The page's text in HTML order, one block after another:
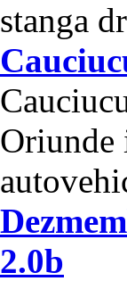
stanga
Oriunde
2.0b